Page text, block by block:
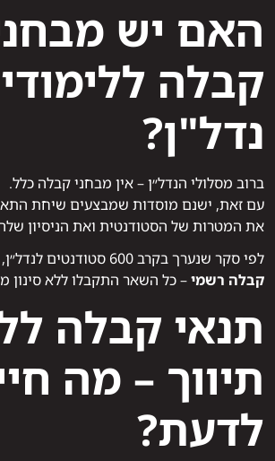
האם יש
קבלה ללימודי
נדל"ן?
ברוב מסלולי הנדל״ן – אין מבחני קבלה כלל.
עם זאת, ישנם מוסדות שמבצעים שיחת
את המטרות של הסטודנטית ואת הניסיון
לפי סקר שנערך בקרב 600 סטודנטים לנדל״ן,
קבלה רשמי– כל השאר התקבלו ללא סינון
תנאי קבלה
תיווך – מה
לדעת?